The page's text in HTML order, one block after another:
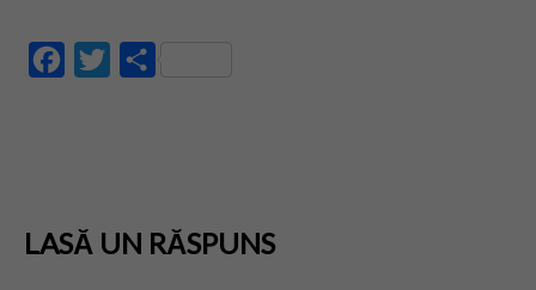
FacebookTwitter
LASĂ UN RĂSPUNS